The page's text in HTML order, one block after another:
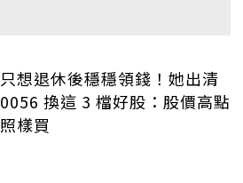
只想退休後穩穩領錢！她出清
0056 換這 3 檔好股：股價高點
照樣買